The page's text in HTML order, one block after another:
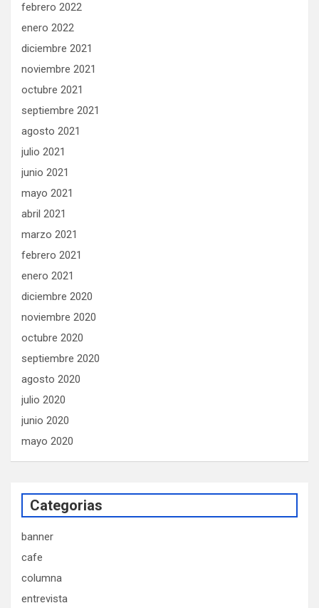
febrero 2022
enero 2022
diciembre 2021
noviembre 2021
octubre 2021
septiembre 2021
agosto 2021
julio 2021
junio 2021
mayo 2021
abril 2021
marzo 2021
febrero 2021
enero 2021
diciembre 2020
noviembre 2020
octubre 2020
septiembre 2020
agosto 2020
julio 2020
junio 2020
mayo 2020
Categorias
banner
cafe
columna
entrevista